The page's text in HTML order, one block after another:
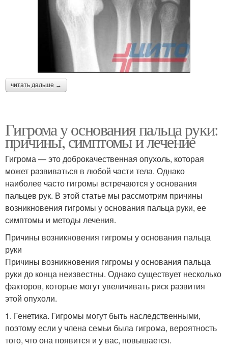
читать дальше →
Гигрома у основания пальца руки:
причины, симптомы и лечение
Гигрома — это доброкачественная опухоль, которая
может развиваться в любой части тела. Однако
наиболее часто гигромы встречаются у основания
пальцев рук. В этой статье мы рассмотрим причины
возникновения гигромы у основания пальца руки, ее
симптомы и методы лечения.
Причины возникновения гигромы у основания пальца
руки
Причины возникновения гигромы у основания пальца
руки до конца неизвестны. Однако существует несколько
факторов, которые могут увеличивать риск развития
этой опухоли.
1. Генетика. Гигромы могут быть наследственными,
поэтому если у члена семьи была гигрома, вероятность
того, что она появится и у вас, повышается.